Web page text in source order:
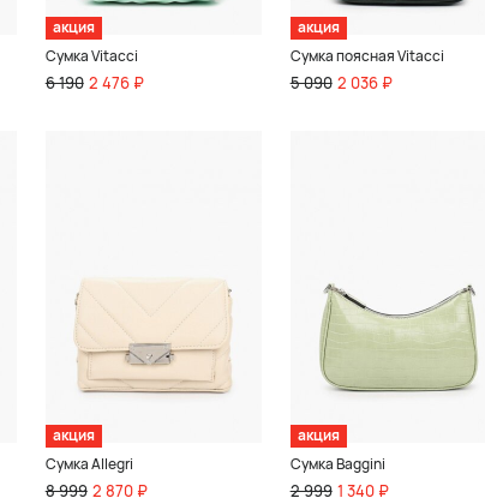
акция
Сумка Vitacci
6 190 2 476 ₽
акция
Сумка поясная Vitacci
5 090 2 036 ₽
акция
Сумка Allegri
8 999 2 870 ₽
акция
Сумка Baggini
2 999 1 340 ₽